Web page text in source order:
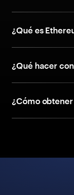
¿Qué es
¿Qué hacer
¿Cómo